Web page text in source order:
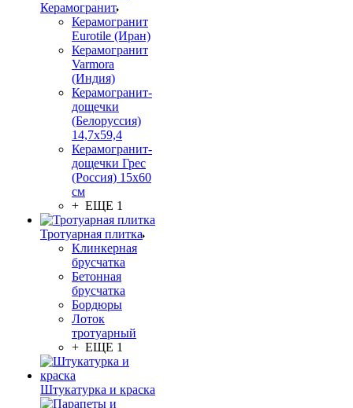
Керамогранит
Керамогранит
Eurotile (Иран)
Керамогранит
Varmora
(Индия)
Керамогранит-
дощечки
(Белоруссия)
14,7x59,4
Керамогранит-
дощечки Грес
(Россия) 15х60
см
+ ЕЩЕ 1
Тротуарная плитка
Клинкерная
брусчатка
Бетонная
брусчатка
Бордюры
Лоток
тротуарный
+ ЕЩЕ 1
Штукатурка и краска